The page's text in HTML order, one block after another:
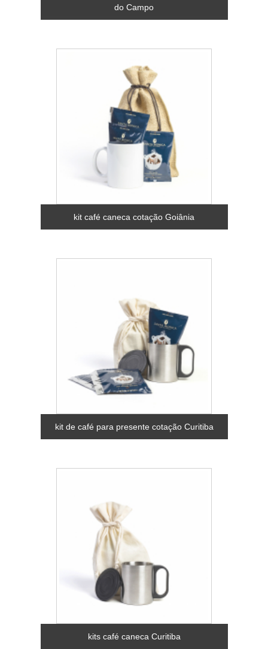
do Campo
kit café caneca cotação Goiânia
kit de café para presente cotação Curitiba
kits café caneca Curitiba